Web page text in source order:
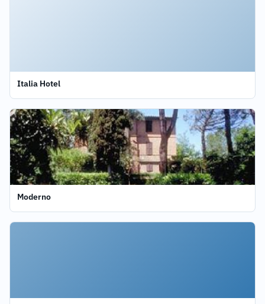
Italia Hotel
Moderno